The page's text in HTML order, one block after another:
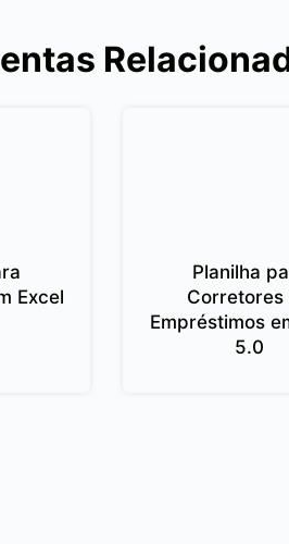
Excel
Planilha
Corretores
Empréstimos
5.0